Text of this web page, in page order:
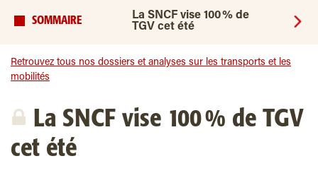
SOMMAIRE
La SNCF vise 100 % de
TGV cet été
Retrouvez tous nos dossiers et analyses sur les transports et les
mobilités
La SNCF vise 100 % de TGV
cet été